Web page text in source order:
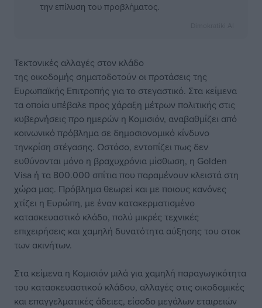
την επίλυση του προβλήματος.
Τεκτονικές αλλαγές στον κλάδο
της οικοδομής σηματοδοτούν οι προτάσεις της
Ευρωπαϊκής Επιτροπής για το στεγαστικό. Στα κείμενα
τα οποία υπέβαλε προς χάραξη μέτρων πολιτικής στις
κυβερνήσεις προ ημερών η Κομισιόν, αναβαθμίζει από
κοινωνικό πρόβλημα σε δημοσιονομικό κίνδυνο
τηνκρίση στέγασης. Ωστόσο, εντοπίζει πως δεν
ευθύνονται μόνο η βραχυχρόνια μίσθωση, η Golden
Visa ή τα 800.000 σπίτια που παραμένουν κλειστά στη
χώρα μας. Πρόβλημα θεωρεί και με ποιους κανόνες
χτίζει η Ευρώπη, με έναν κατακερματισμένο
κατασκευαστικό κλάδο, πολύ μικρές τεχνικές
επιχειρήσεις και χαμηλή δυνατότητα αύξησης του στοκ
των ακινήτων.
Στα κείμενα η Κομισιόν μιλά για χαμηλή παραγωγικότητα
του κατασκευαστικού κλάδου, αλλαγές στις οικοδομικές
και επαγγελματικές άδειες, είσοδο μεγάλων εταιρειών